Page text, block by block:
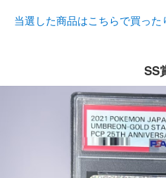
当選した商品はこちらで買っ
SS